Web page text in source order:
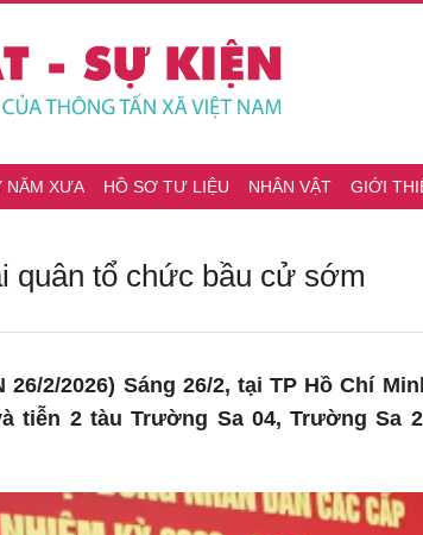
NĂM XƯA HỒ SƠ TƯ LIỆU NHÂN VẬT GIỚI
quân tổ chức bầu cử sớm
26/2/2026) Sáng 26/2, tại TP Hồ Chí
tiễn 2 tàu Trường Sa 04, Trường Sa